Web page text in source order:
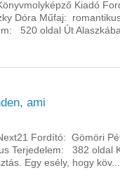
Kiadó
Dóra Műfaj:
520 oldal Út
ami
Fordító: Gömöri
Terjedelem: 382 oldal
Egy esély, hogy köv...